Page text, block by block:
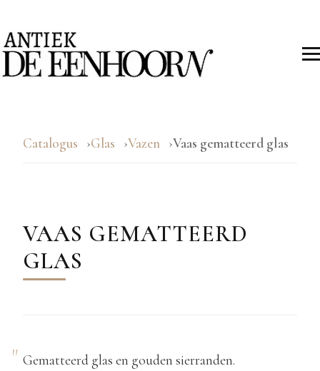
Catalogus Glas Vazen Vaas gematteerd glas
VAAS GEMATTEERD
GLAS
Gematteerd glas en gouden sierranden.